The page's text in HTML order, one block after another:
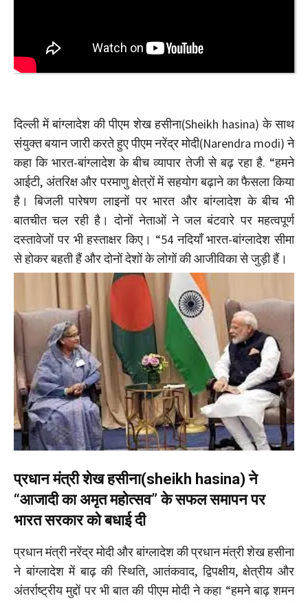
दिल्ली में बांग्लादेश की पीएम शेख हसीना(Sheikh hasina) के साथ
संयुक्त बयान जारी करते हुए पीएम नरेंद्र मोदी(Narendra modi) ने
कहा कि भारत-बांग्लादेश के बीच व्यापार तेजी से बढ़ रहा है. “हमने
आईटी, अंतरिक्ष और परमाणु क्षेत्रों में सहयोग बढ़ाने का फैसला किया
है। बिजली पारेषण लाइनों पर भारत और बांग्लादेश के बीच भी
बातचीत चल रही है। दोनों नेताओं ने जल बंटवारे पर महत्वपूर्ण
दस्तावेजों पर भी हस्ताक्षर किए। “54 नदियाँ भारत-बांग्लादेश सीमा
से होकर बहती हैं और दोनों देशों के लोगों की आजीविका से जुड़ी हैं।
प्रधान मंत्री शेख हसीना(sheikh hasina) ने
“आजादी का अमृत महोत्सव” के सफल समापन पर
भारत सरकार को बधाई दी
प्रधान मंत्री नरेंद्र मोदी और बांग्लादेश की प्रधान मंत्री शेख हसीना
ने बांग्लादेश में बाढ़ की स्थिति, आतंकवाद, द्विपक्षीय, क्षेत्रीय और
अंतर्राष्ट्रीय मुद्दों पर भी बात की पीएम मोदी ने कहा “हमने बाढ़ शमन